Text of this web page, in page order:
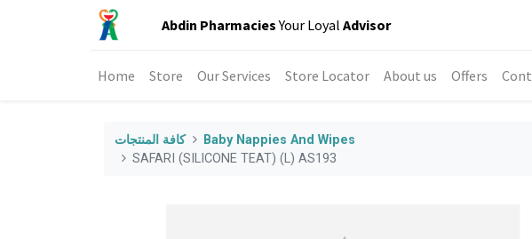
Abdin PharmaciesYour Loyal Advisor
Home Store Our Services Store Locator About us Offers
كافة المنتجات
Baby Nappies And Wipes
SAFARI (SILICONE TEAT) (L) AS193